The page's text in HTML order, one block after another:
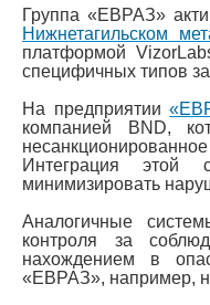
Группа «ЕВРАЗ»
Нижнетагильском
платформой
специфичных типов
На предприятии
компанией BND,
Интеграция этой
минимизировать
Аналогичные
контроля за
нахождением в
«ЕВРАЗ», например,